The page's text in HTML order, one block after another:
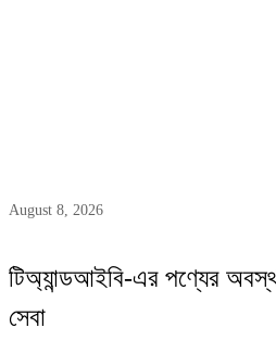
August 8, 2026
টিঅ্যান্ডআইবি-এর পণ্যের
সেবা